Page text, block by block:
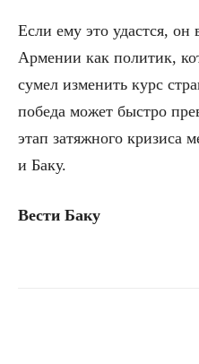
Если ему это удастся, он
Армении как политик,
сумел изменить курс
победа может быстро
этап затяжного кризиса
и Баку.
Вести Баку